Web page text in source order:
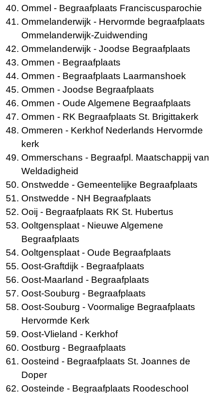
Ommel - Begraafplaats Fran­cis­cus­paro­chie
Ommelanderwijk - Hervormde begraafplaats
Ommelanderwijk-Zuidwending
Ommelanderwijk - Joodse Begraafplaats
Ommen - Begraafplaats
Ommen - Begraafplaats Laarmanshoek
Ommen - Joodse Begraafplaats
Ommen - Oude Algemene Begraafplaats
Ommen - RK Begraafplaats St. Brigittakerk
Ommeren - Kerkhof Nederlands Hervormde
kerk
Ommerschans - Begraafpl. Maatschappij van
Weldadigheid
Onstwedde - Gemeentelijke Begraafplaats
Onstwedde - NH Begraafplaats
Ooij - Begraafplaats RK St. Hubertus
Ooltgensplaat - Nieuwe Algemene
Begraafplaats
Ooltgensplaat - Oude Begraafplaats
Oost-Graftdijk - Begraafplaats
Oost-Maarland - Begraafplaats
Oost-Souburg - Begraafplaats
Oost-Souburg - Voormalige Begraafplaats
Hervormde Kerk
Oost-Vlieland - Kerkhof
Oostburg - Begraafplaats
Oosteind - Begraafplaats St. Joannes de
Doper
Oosteinde - Begraafplaats Roodeschool